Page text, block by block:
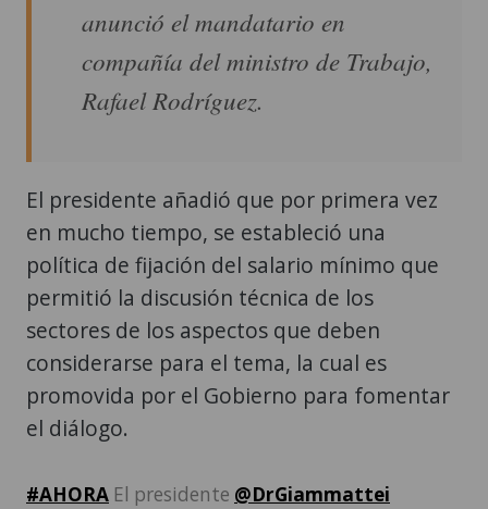
anunció el mandatario en
compañía del ministro de Trabajo,
Rafael Rodríguez.
El presidente añadió que por primera vez
en mucho tiempo, se estableció una
política de fijación del salario mínimo que
permitió la discusión técnica de los
sectores de los aspectos que deben
considerarse para el tema, la cual es
promovida por el Gobierno para fomentar
el diálogo.
#AHORA El presidente @DrGiammattei